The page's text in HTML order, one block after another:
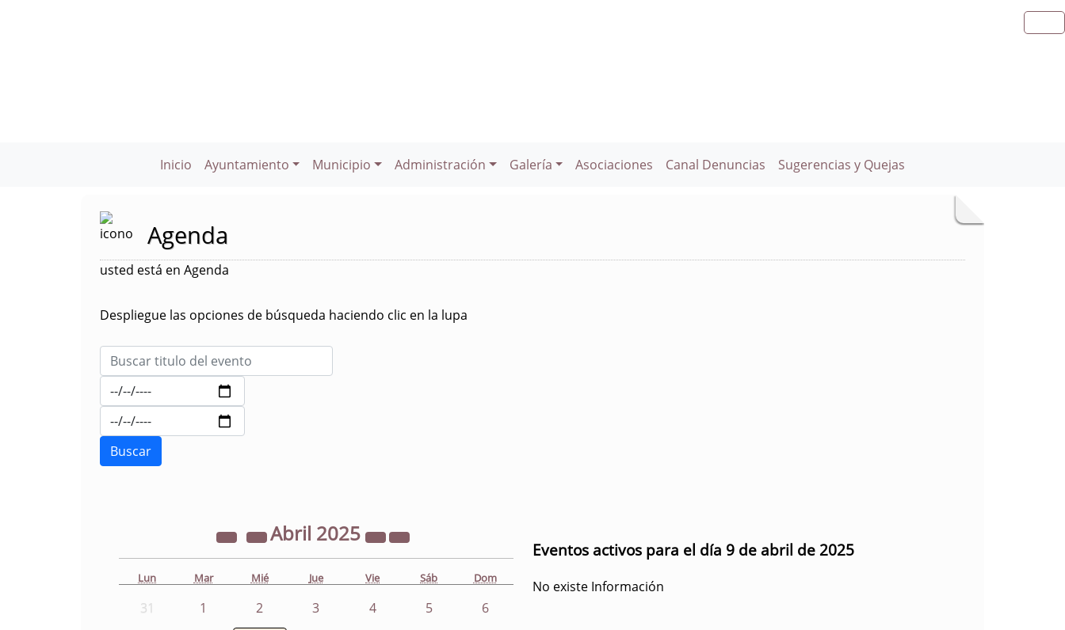
Inicio Ayuntamiento Municipio Administración Galería Asociaciones Canal Denuncias Sugerencias y Quejas
Agenda
usted está en Agenda
Despliegue las opciones de búsqueda haciendo clic en la lupa
Abril 2025
Lun Mar Mié Jue Vie Sáb Dom
31 1 2 3 4 5 6
Eventos activos para el día 9 de abril de 2025
No existe Información